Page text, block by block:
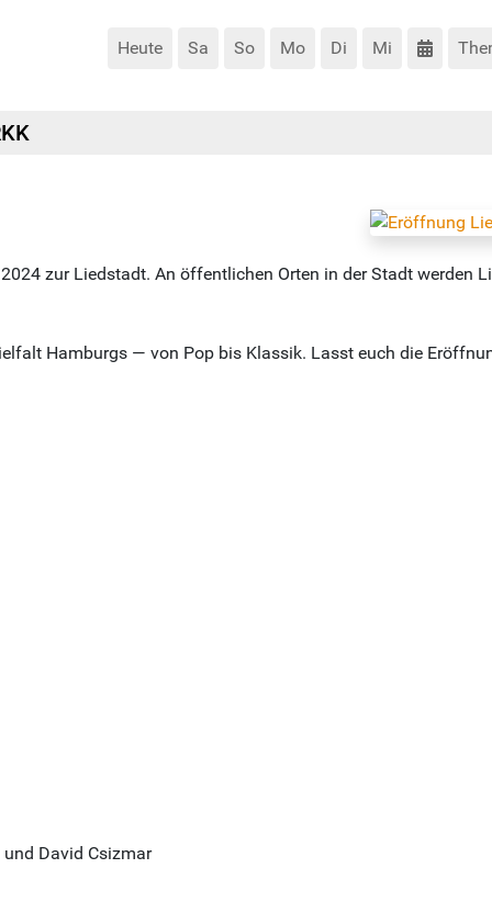
Heute Sa So Mo Di Mi
zur Liedstadt. An öffentlichen Orten in der Stadt werden
Hamburgs — von Pop bis Klassik. Lasst euch die
und David Csizmar